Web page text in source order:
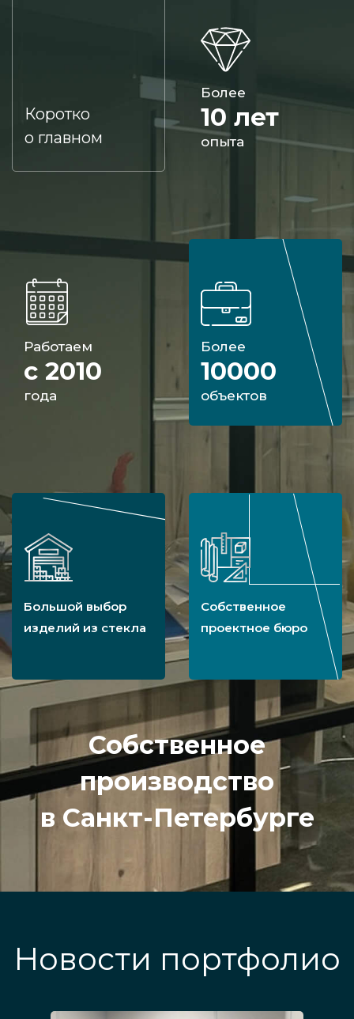
Коротко
о главном
Более
10 лет
опыта
Работаем
с 2010
года
Более
10000
объектов
Большой выбор
изделий из стекла
Собственное
проектное бюро
Собственное
производство
в Санкт-Петербурге
Новости портфолио